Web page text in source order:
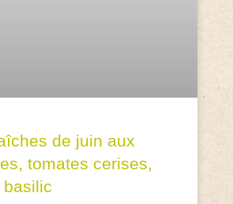
de juin aux
tomates cerises,